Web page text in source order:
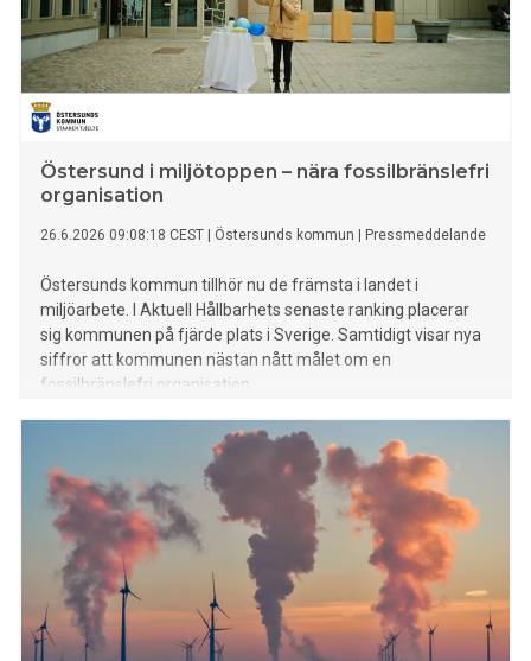
Östersund i miljötoppen – nära fossilbränslefri
organisation
26.6.2026 09:08:18 CEST Östersunds kommun Pressmeddelande
Östersunds kommun tillhör nu de främsta i landet i
miljöarbete. I Aktuell Hållbarhets senaste ranking placerar
sig kommunen på fjärde plats i Sverige. Samtidigt visar nya
siffror att kommunen nästan nått målet om en
fossilbränslefri organisation.